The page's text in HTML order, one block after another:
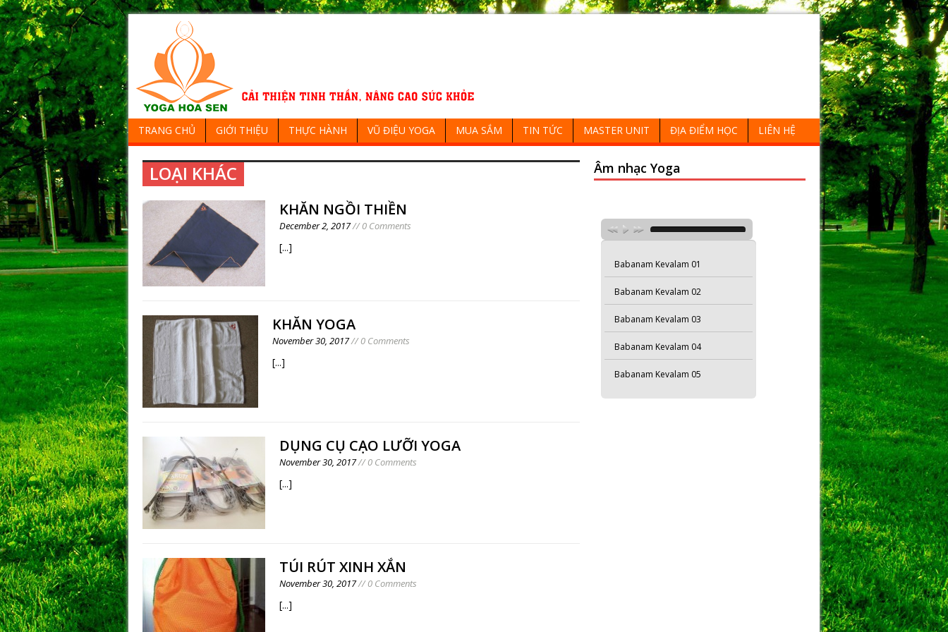
TRANG CHỦ GIỚI THIỆU THỰC HÀNH VŨ ĐIỆU YOGA MUA SẮM TIN TỨC MASTER UNIT ĐỊA ĐIỂM HỌC LIÊN HỆ
LOẠI KHÁC
KHĂN NGỒI THIỀN
December 2, 2017// 0 Comments
[...]
KHĂN YOGA
November 30, 2017// 0 Comments
[...]
DỤNG CỤ CẠO LƯỠI YOGA
November 30, 2017// 0 Comments
[...]
TÚI RÚT XINH XẮN
November 30, 2017// 0 Comments
[...]
Âm nhạc Yoga
Babanam Kevalam 01
Babanam Kevalam 02
Babanam Kevalam 03
Babanam Kevalam 04
Babanam Kevalam 05